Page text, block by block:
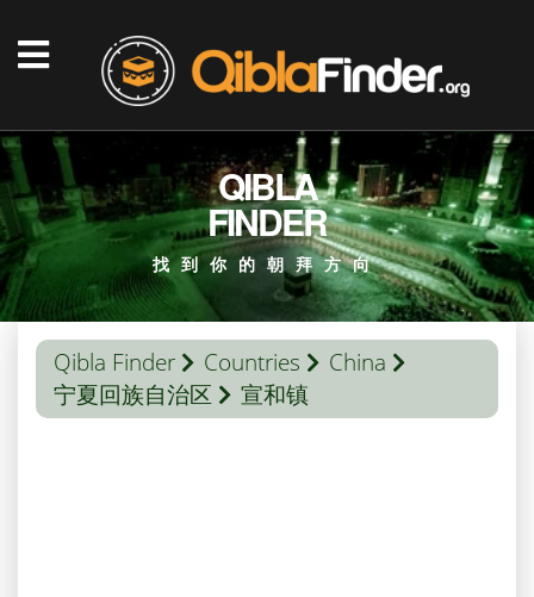
QIBLA
FINDER
找到你的朝拜方向
Qibla Finder Countries
China
宁夏回族自治区
宣和镇